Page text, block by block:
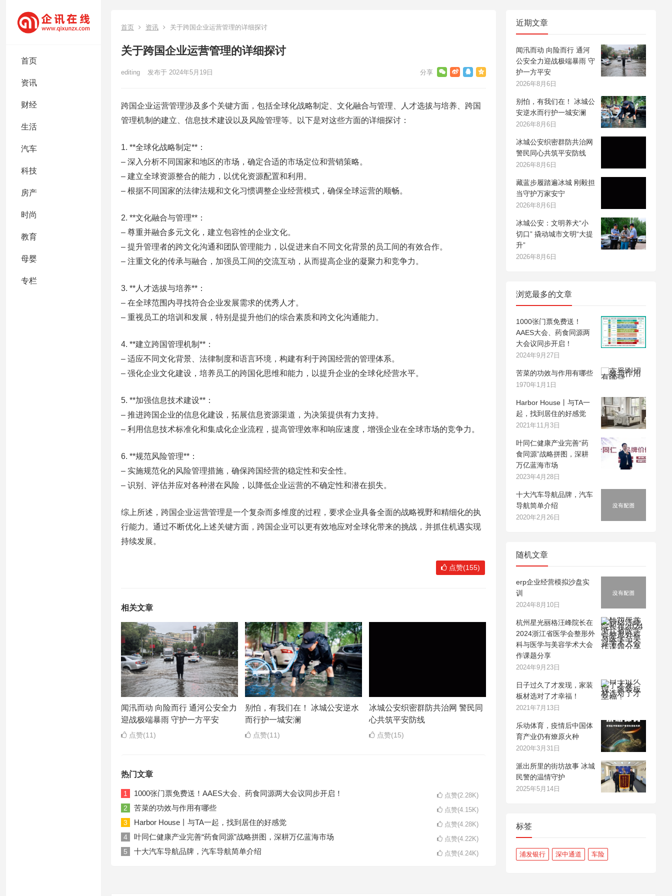
首页
资讯
财经
生活
汽车
科技
房产
时尚
教育
母婴
专栏
首页 资讯 关于跨国企业运营管理的详细探讨
关于跨国企业运营管理的详细探讨
editing 发布于 2024年5月19日
跨国企业运营管理涉及多个关键方面，包括全球化战略制定、文化融合与管理、人才选拔与培养、跨国
管理机制的建立、信息技术建设以及风险管理等。以下是对这些方面的详细探讨：
1. **全球化战略制定**：
– 深入分析不同国家和地区的市场，确定合适的市场定位和营销策略。
– 建立全球资源整合的能力，以优化资源配置和利用。
– 根据不同国家的法律法规和文化习惯调整企业经营模式，确保全球运营的顺畅。
2. **文化融合与管理**：
– 尊重并融合多元文化，建立包容性的企业文化。
– 提升管理者的跨文化沟通和团队管理能力，以促进来自不同文化背景的员工间的有效合作。
– 注重文化的传承与融合，加强员工间的交流互动，从而提高企业的凝聚力和竞争力。
3. **人才选拔与培养**：
– 在全球范围内寻找符合企业发展需求的优秀人才。
– 重视员工的培训和发展，特别是提升他们的综合素质和跨文化沟通能力。
4. **建立跨国管理机制**：
– 适应不同文化背景、法律制度和语言环境，构建有利于跨国经营的管理体系。
– 强化企业文化建设，培养员工的跨国化思维和能力，以提升企业的全球化经营水平。
5. **加强信息技术建设**：
– 推进跨国企业的信息化建设，拓展信息资源渠道，为决策提供有力支持。
– 利用信息技术标准化和集成化企业流程，提高管理效率和响应速度，增强企业在全球市场的竞争力。
6. **规范风险管理**：
– 实施规范化的风险管理措施，确保跨国经营的稳定性和安全性。
– 识别、评估并应对各种潜在风险，以降低企业运营的不确定性和潜在损失。
综上所述，跨国企业运营管理是一个复杂而多维度的过程，要求企业具备全面的战略视野和精细化的执
行能力。通过不断优化上述关键方面，跨国企业可以更有效地应对全球化带来的挑战，并抓住机遇实现
持续发展。
点赞(155)
相关文章
闻汛而动 向险而行 通河公安全力
迎战极端暴雨 守护一方平安
点赞(11)
别怕，有我们在！ 冰城公安逆水
而行护一城安澜
点赞(11)
冰城公安织密群防共治网 警民同
心共筑平安防线
点赞(15)
热门文章
1 1000张门票免费送！AAES大会、药食同源两大会议同步开启！ 点赞(2.28K)
2 苦菜的功效与作用有哪些 点赞(4.15K)
3 Harbor House丨与TA一起，找到居住的好感觉 点赞(4.28K)
4 叶同仁健康产业完善“药食同源”战略拼图，深耕万亿蓝海市场 点赞(4.22K)
5 十大汽车导航品牌，汽车导航简单介绍 点赞(4.24K)
近期文章
闻汛而动 向险而行 通河
公安全力迎战极端暴雨 守
护一方平安
2026年8月6日
别怕，有我们在！ 冰城公
安逆水而行护一城安澜
2026年8月6日
冰城公安织密群防共治网
警民同心共筑平安防线
2026年8月6日
藏蓝步履踏遍冰城 刚毅担
当守护万家安宁
2026年8月6日
冰城公安：文明养犬“小
切口” 撬动城市文明“大提
升”
2026年8月6日
浏览最多的文章
1000张门票免费送！
AAES大会、药食同源两
大会议同步开启！
2024年9月27日
苦菜的功效与作用有哪些
1970年1月1日
Harbor House丨与TA一
起，找到居住的好感觉
2021年11月3日
叶同仁健康产业完善“药
食同源”战略拼图，深耕
万亿蓝海市场
2023年4月28日
十大汽车导航品牌，汽车
导航简单介绍
2020年2月26日
随机文章
erp企业经营模拟沙盘实
训
2024年8月10日
杭州星光丽格汪峰院长在
2024浙江省医学会整形外
科与医学与美容学术大会
作课题分享
2024年9月23日
日子过久了才发现，家装
板材选对了才幸福！
2021年7月13日
乐动体育，疫情后中国体
育产业仍有燎原火种
2020年3月31日
派出所里的街坊故事 冰城
民警的温情守护
2025年5月14日
标签
浦发银行 深中通道 车险